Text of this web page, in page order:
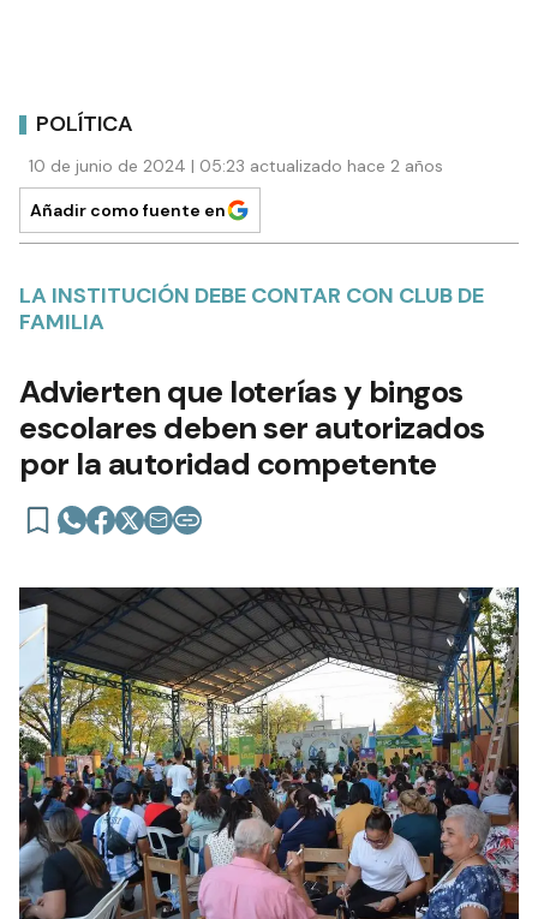
POLÍTICA
10 de junio de 2024 | 05:23 actualizado hace 2 años
Añadir como fuente en
LA INSTITUCIÓN DEBE CONTAR CON CLUB DE
FAMILIA
Advierten que loterías y bingos
escolares deben ser autorizados
por la autoridad competente